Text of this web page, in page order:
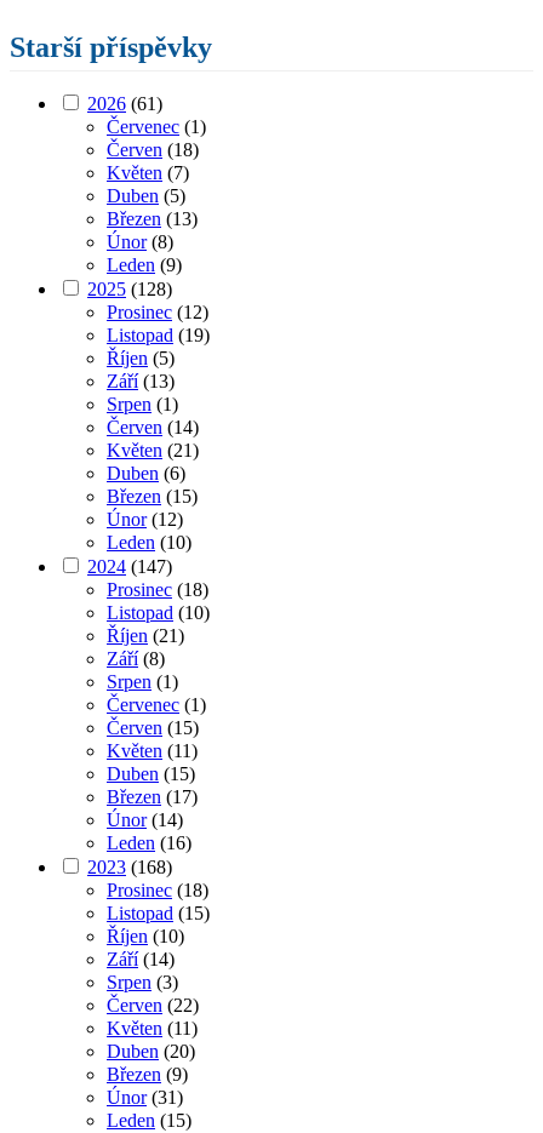
Starší příspěvky
2026 (61)
Červenec (1)
Červen (18)
Květen (7)
Duben (5)
Březen (13)
Únor(8)
Leden (9)
2025 (128)
Prosinec (12)
Listopad (19)
Říjen (5)
Září(13)
Srpen (1)
Červen (14)
Květen (21)
Duben (6)
Březen (15)
Únor(12)
Leden (10)
2024 (147)
Prosinec (18)
Listopad (10)
Říjen (21)
Září(8)
Srpen (1)
Červenec (1)
Červen (15)
Květen (11)
Duben (15)
Březen (17)
Únor(14)
Leden (16)
2023 (168)
Prosinec (18)
Listopad (15)
Říjen (10)
Září(14)
Srpen (3)
Červen (22)
Květen (11)
Duben (20)
Březen (9)
Únor(31)
Leden (15)